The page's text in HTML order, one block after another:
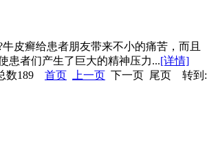
皮癣给患者朋友带来不小的痛苦，而且
患者们产生了巨大的精神压力...[详情]
数189 首页 上一页 下一页 尾页 转到: